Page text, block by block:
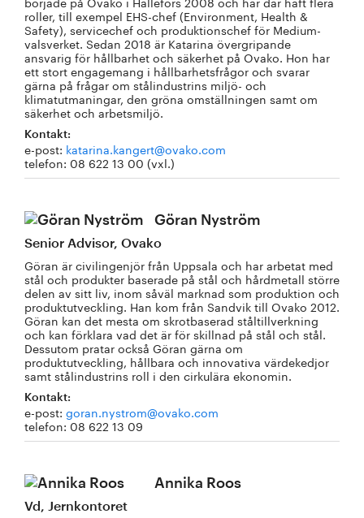
roller, till exempel EHS-chef (Environment, Health &
Safety), servicechef och produktionschef för Medium-
valsverket. Sedan 2018 är Katarina övergripande
ansvarig för hållbarhet och säkerhet på Ovako. Hon har
ett stort engagemang i hållbarhetsfrågor och svarar
gärna på frågar om stålindustrins miljö- och
klimatutmaningar, den gröna omställningen samt om
säkerhet och arbetsmiljö.
Kontakt:
e-post: katarina.kangert@ovako.com
telefon: 08 622 13 00 (vxl.)
Göran Nyström
Senior Advisor, Ovako
Göran är civilingenjör från Uppsala och har arbetat med
stål och produkter baserade på stål och hårdmetall större
delen av sitt liv, inom såväl marknad som produktion och
produktutveckling. Han kom från Sandvik till Ovako 2012.
Göran kan det mesta om skrotbaserad ståltillverkning
och kan förklara vad det är för skillnad på stål och stål.
Dessutom pratar också Göran gärna om
produktutveckling, hållbara och innovativa värdekedjor
samt stålindustrins roll i den cirkulära ekonomin.
Kontakt:
e-post: goran.nystrom@ovako.com
telefon: 08 622 13 09
Annika Roos
Vd, Jernkontoret